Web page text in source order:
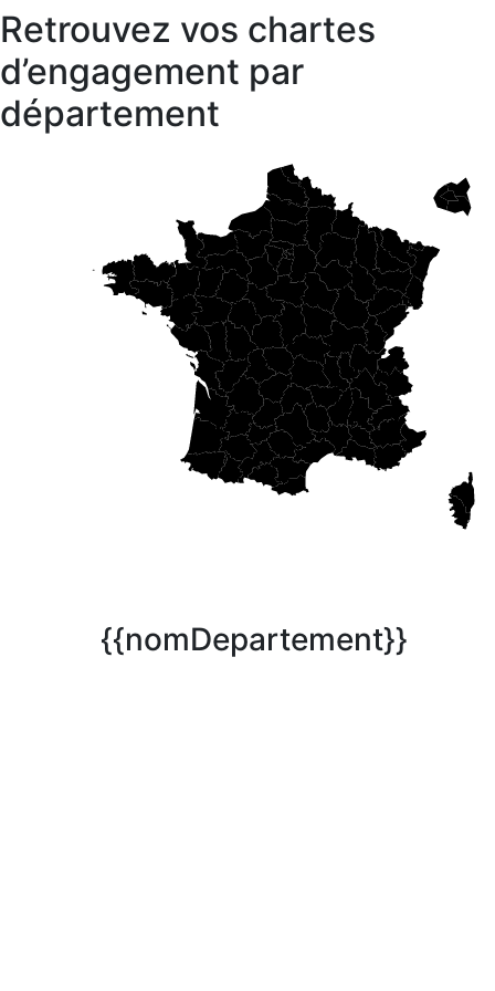
Retrouvez vos chartes
d’engagement par
département
{{nomDepartement}}